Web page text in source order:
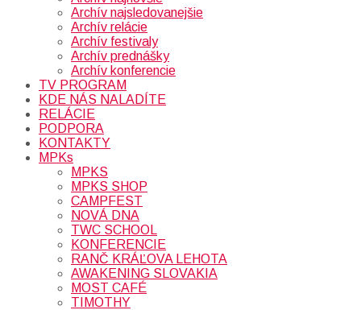
Archív najsledovanejšie
Archív relácie
Archív festivaly
Archív prednášky
Archív konferencie
TV PROGRAM
KDE NÁS NALADÍTE
RELÁCIE
PODPORA
KONTAKTY
MPKs
MPKS
MPKS SHOP
CAMPFEST
NOVÁ DNA
TWC SCHOOL
KONFERENCIE
RANČ KRÁĽOVA LEHOTA
AWAKENING SLOVAKIA
MOST CAFÉ
TIMOTHY